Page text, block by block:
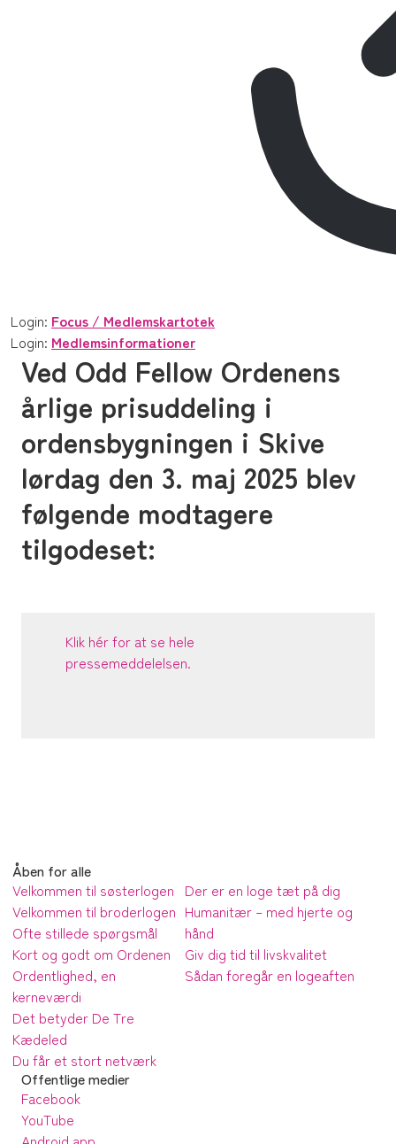
Login: Focus / Medlemskartotek
Login: Medlemsinformationer
Ved Odd Fellow Ordenens
årlige prisuddeling i
ordensbygningen i Skive
lørdag den 3. maj 2025 blev
følgende modtagere
tilgodeset:
Klik hér for at se hele
pressemeddelelsen.
Åben for alle
Velkommen til søsterlogen
Velkommen til broderlogen
Ofte stillede spørgsmål
Kort og godt om Ordenen
Ordentlighed, en
kerneværdi
Det betyder De Tre
Kædeled
Du får et stort netværk
Der er en loge tæt på dig
Humanitær – med hjerte og
hånd
Giv dig tid til livskvalitet
Sådan foregår en logeaften
Offentlige medier
Facebook
YouTube